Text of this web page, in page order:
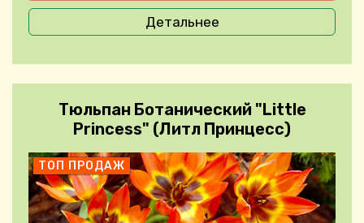
Детальнее
Тюльпан Ботанический "Little
Princess" (Литл Принцесс)
ТОП ПРОДАЖ